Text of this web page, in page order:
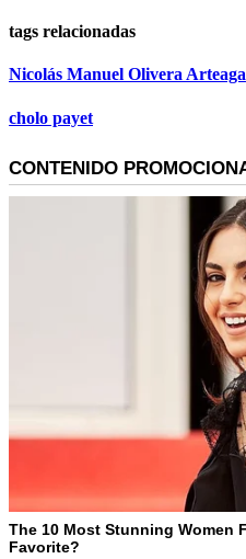
tags relacionadas
Nicolás Manuel Olivera Arteaga
cholo payet